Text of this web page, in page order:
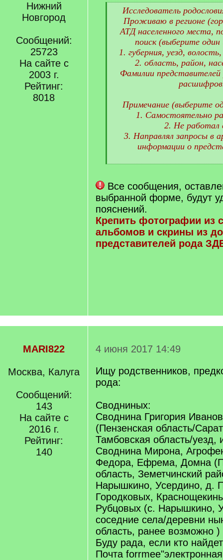
Нижний
Новгород
Сообщений:
25723
На сайте с
2003 г.
Рейтинг:
8018
Исследователь
Проживаю в регионе
АТД населенного места,
поиск (выберите
1. губерния, уезд,
2. область, район,
Фамилии представителей
Примечание (выберите
1. Самостоятельно
2. Не работал
3. Направлял запросы в
информации о
[
q
]
Все сообщения,
выбранной форме, будут
пояснений.
Крепить фотографии из
альбомов и скрины из
представителей рода
MARI822
Москва, Калуга
Сообщений:
143
На сайте с
2016 г.
Рейтинг:
140
4 июня 2017 14:49
Ищу родственников,
рода:
Сводниных:
Своднина Григория
(Пензенская область/
Тамбовская область/уезд,
Своднина Мирона,
Федора, Ефрема, Домна
область, Земетчинский
Нарышкино, Усердино, д.
Городковых,
Рубцовых (с. Нарышкино,
соседние села/деревни
область, ранее возможно )
Буду рада, если кто
Почта